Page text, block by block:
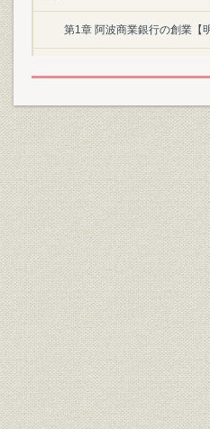
第1章 阿波商業銀行の創業【
第2節 行是“堅実”
第3節 業務の開始
第2章 揺籃期の阿波商業銀行
第1節 明治後半期の日本経
第2節 徳島県における近代
第3節 基礎形成期の当行
第3章 波乱の大正時代【大正
第1節 第1次世界大戦と日
第2節 県内産業の動向と金